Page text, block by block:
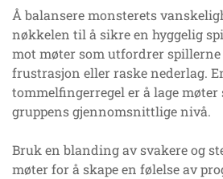
Å balansere monsterets
nøkkelen til å sikre en hyggelig
mot møter som utfordrer
frustrasjon eller raske nederlag.
tommelfingerregel er å lage
gruppens gjennomsnittlige nivå.
Bruk en blanding av svakere og
møter for å skape en følelse av